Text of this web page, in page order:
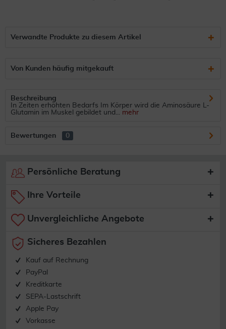
Verwandte Produkte zu diesem Artikel
Von Kunden häufig mitgekauft
Beschreibung
In Zeiten erhöhten Bedarfs Im Körper wird die Aminosäure L-
Glutamin im Muskel gebildet und... mehr
Bewertungen 0
Persönliche Beratung
Ihre Vorteile
Unvergleichliche Angebote
Sicheres Bezahlen
Kauf auf Rechnung
PayPal
Kreditkarte
SEPA-Lastschrift
Apple Pay
Vorkasse